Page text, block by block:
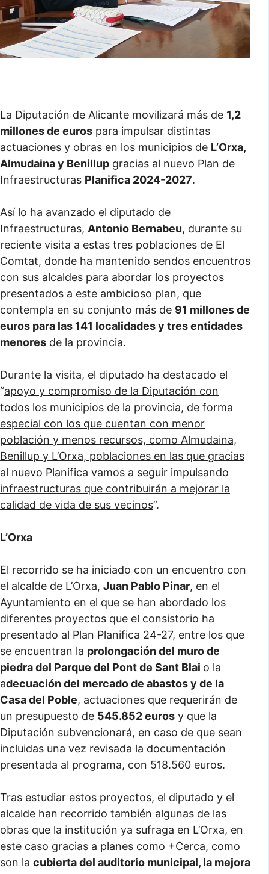
La Diputación de Alicante movilizará más de 1,2
millones de euros para impulsar distintas
actuaciones y obras en los municipios de L’Orxa,
Almudaina y Benillup gracias al nuevo Plan de
Infraestructuras Planifica 2024-2027.
Así lo ha avanzado el diputado de
Infraestructuras, Antonio Bernabeu, durante su
reciente visita a estas tres poblaciones de El
Comtat, donde ha mantenido sendos encuentros
con sus alcaldes para abordar los proyectos
presentados a este ambicioso plan, que
contempla en su conjunto más de 91 millones de
euros para las 141 localidades y tres entidades
menores de la provincia.
Durante la visita, el diputado ha destacado el
“apoyo y compromiso de la Diputación con
todos los municipios de la provincia, de forma
especial con los que cuentan con menor
población y menos recursos, como Almudaina,
Benillup y L’Orxa, poblaciones en las que gracias
al nuevo Planifica vamos a seguir impulsando
infraestructuras que contribuirán a mejorar la
calidad de vida de sus vecinos”.
L’Orxa
El recorrido se ha iniciado con un encuentro con
el alcalde de L’Orxa, Juan Pablo Pinar, en el
Ayuntamiento en el que se han abordado los
diferentes proyectos que el consistorio ha
presentado al Plan Planifica 24-27, entre los que
se encuentran la prolongación del muro de
piedra del Parque del Pont de Sant Blai o la
adecuación del mercado de abastos y de la
Casa del Poble, actuaciones que requerirán de
un presupuesto de 545.852 euros y que la
Diputación subvencionará, en caso de que sean
incluidas una vez revisada la documentación
presentada al programa, con 518.560 euros.
Tras estudiar estos proyectos, el diputado y el
alcalde han recorrido también algunas de las
obras que la institución ya sufraga en L’Orxa, en
este caso gracias a planes como +Cerca, como
son la cubierta del auditorio municipal, la mejora